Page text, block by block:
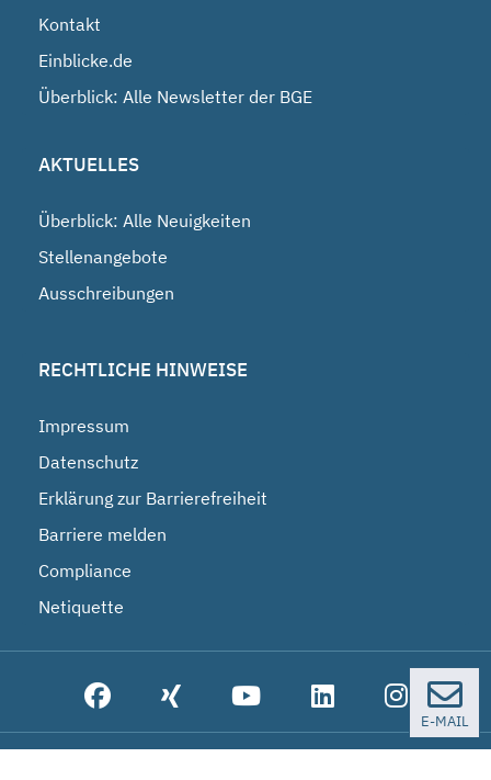
Kontakt
Einblicke.de
Überblick: Alle Newsletter der BGE
AKTUELLES
Überblick: Alle Neuigkeiten
Stellenangebote
Ausschreibungen
RECHTLICHE HINWEISE
Impressum
Datenschutz
Erklärung zur Barrierefreiheit
Barriere melden
Compliance
Netiquette
E-MAIL